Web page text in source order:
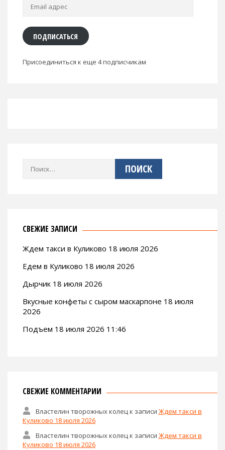
Email
ПОДПИСАТЬСЯ
Присоединиться к еще 4 подписчикам
Найти:
СВЕЖИЕ ЗАПИСИ
Ждем такси в Куликово 18 июля 2026
Едем в Куликово 18 июля 2026
Дырчик 18 июля 2026
Вкусные конфеты с сыром маскарпоне 18 июля
2026
Подъем 18 июля 2026 11:46
СВЕЖИЕ КОММЕНТАРИИ
Властелин творожных колецк записи Ждем такси в
Куликово 18 июля 2026
Властелин творожных колец к записи Ждем такси в
Куликово 18 июля 2026